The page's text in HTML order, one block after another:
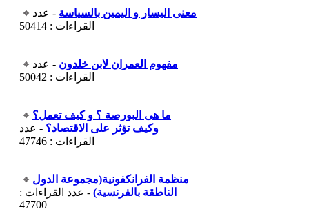
معنى اليسار و اليمين بالسياسة - عدد
القراءات : 50414
مفهوم العمران لابن خلدون - عدد
القراءات : 50042
ما هى البورصة ؟ و كيف تعمل؟
وكيف تؤثر على الاقتصاد؟ - عدد
القراءات : 47746
منظمة الفرانكفونية(مجموعة الدول
الناطقة بالفرنسية) - عدد القراءات :
47700